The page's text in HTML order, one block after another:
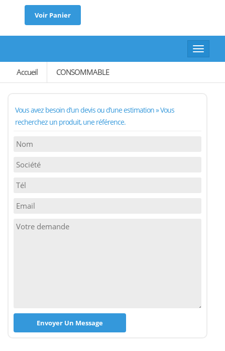
Voir Panier
Toggle
Accueil
CONSOMMABLE
Vous avez besoin d’un devis ou d’une estimation » Vous
recherchez un produit, une référence.